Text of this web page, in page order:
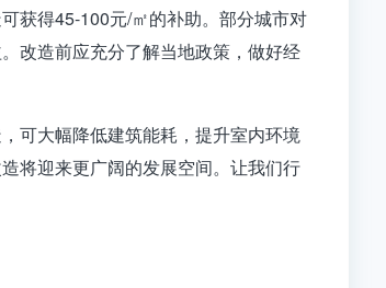
获得45-100元/㎡的补助。部分城市对
改造前应充分了解当地政策，做好经
可大幅降低建筑能耗，提升室内环境
将迎来更广阔的发展空间。让我们行